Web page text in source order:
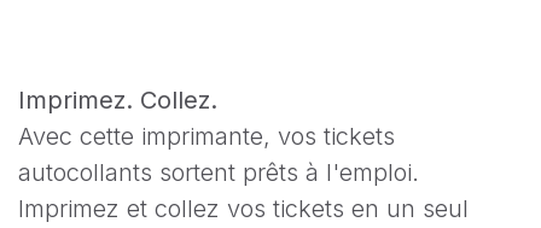
Imprimez. Collez.
Avec cette imprimante, vos tickets
autocollants sortent prêts à l'emploi.
Imprimez et collez vos tickets en un seul